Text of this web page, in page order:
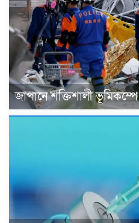
জাপানে শক্তিশালী